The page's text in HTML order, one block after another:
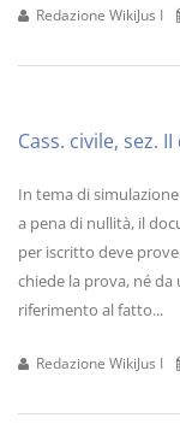
Redazione WikiJus I
Cass. civile, sez.
In tema di
a pena di nullità, il
per iscritto deve
chiede la prova, né da
riferimento al fatto...
Redazione WikiJus I